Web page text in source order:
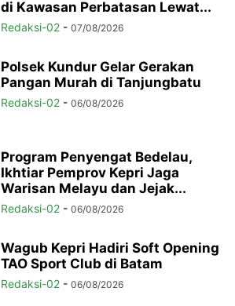
di Kawasan Perbatasan Lewat...
Redaksi-02 - 07/08/2026
Polsek Kundur Gelar Gerakan
Pangan Murah di Tanjungbatu
Redaksi-02 - 06/08/2026
Program Penyengat Bedelau,
Ikhtiar Pemprov Kepri Jaga
Warisan Melayu dan Jejak...
Redaksi-02 - 06/08/2026
Wagub Kepri Hadiri Soft Opening
TAO Sport Club di Batam
Redaksi-02 - 06/08/2026